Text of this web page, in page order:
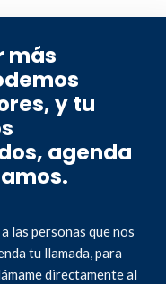
más
y tu
agenda
las personas que nos
tu llamada, para
directamente al